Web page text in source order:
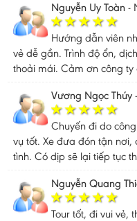
Nguyễn Uy Toàn -
Hướng dẫn viên
vẻ dễ gần. Trình độ ổn,
thoải mái. Cảm ơn công
Vương Ngọc Thúy -
Chuyến đi do
vụ tốt. Xe đưa đón tận
tình. Có dịp sẽ lại tiếp tục
Nguyễn Quang
Tour tốt, đi vui vẻ,